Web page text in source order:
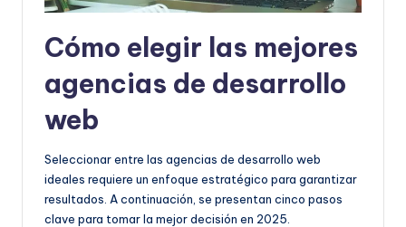
Cómo elegir las mejores
agencias de desarrollo
web
Seleccionar entre las agencias de desarrollo web
ideales requiere un enfoque estratégico para garantizar
resultados. A continuación, se presentan cinco pasos
clave para tomar la mejor decisión en 2025.